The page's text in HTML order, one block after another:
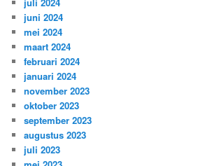
juni 2024
mei 2024
maart 2024
februari 2024
januari 2024
november 2023
oktober 2023
september 2023
augustus 2023
juli 2023